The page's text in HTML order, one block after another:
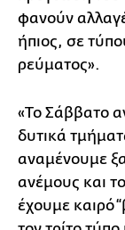
φανούν
ήπιος, σε
ρεύματος».
«Το Σάββατο
δυτικά
αναμένουμε
ανέμους και
έχουμε καιρό